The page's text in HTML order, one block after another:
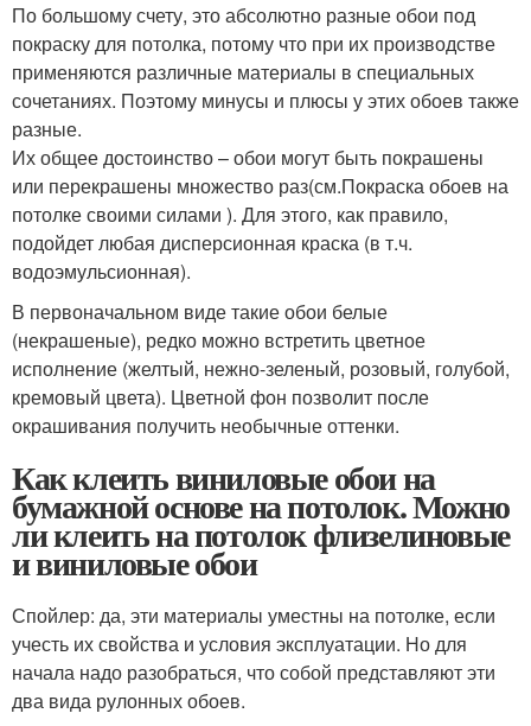
По большому счету, это абсолютно разные обои под
покраску для потолка, потому что при их производстве
применяются различные материалы в специальных
сочетаниях. Поэтому минусы и плюсы у этих обоев также
разные.
Их общее достоинство – обои могут быть покрашены
или перекрашены множество раз(см.Покраска обоев на
потолке своими силами ). Для этого, как правило,
подойдет любая дисперсионная краска (в т.ч.
водоэмульсионная).
В первоначальном виде такие обои белые
(некрашеные), редко можно встретить цветное
исполнение (желтый, нежно-зеленый, розовый, голубой,
кремовый цвета). Цветной фон позволит после
окрашивания получить необычные оттенки.
Как клеить виниловые обои на
бумажной основе на потолок. Можно
ли клеить на потолок флизелиновые
и виниловые обои
Спойлер: да, эти материалы уместны на потолке, если
учесть их свойства и условия эксплуатации. Но для
начала надо разобраться, что собой представляют эти
два вида рулонных обоев.